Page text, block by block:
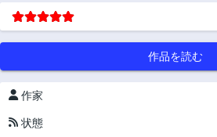
作品を読む
作家
状態